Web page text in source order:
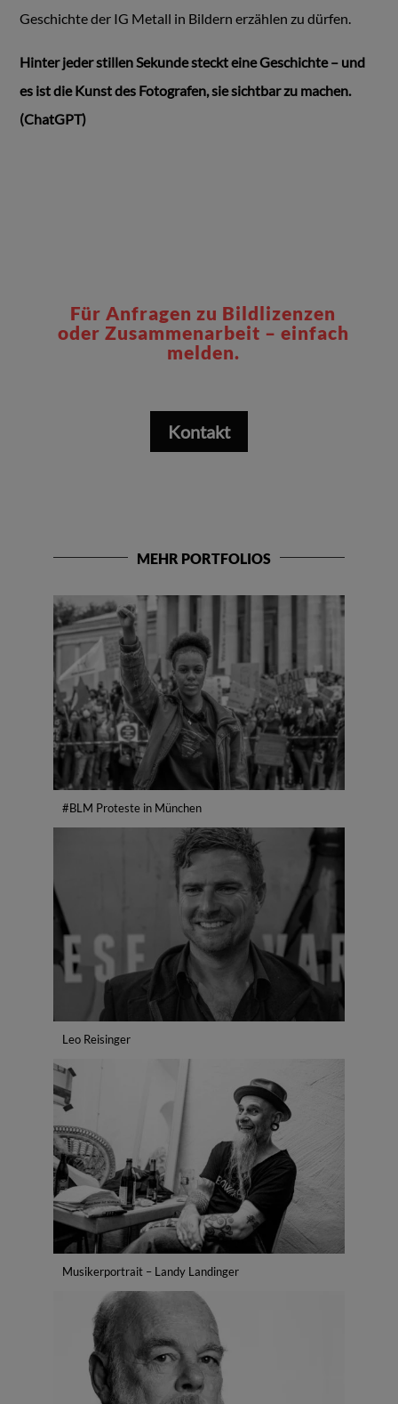
Geschichte der IG Metall in Bildern erzählen zu dürfen.
Hinter jeder stillen Sekunde steckt eine Geschichte – und
es ist die Kunst des Fotografen, sie sichtbar zu machen.
(ChatGPT)
Für Anfragen zu Bildlizenzen
oder Zusammenarbeit – einfach
melden.
Kontakt
MEHR PORTFOLIOS
#BLM Proteste in München
Leo Reisinger
Musikerportrait – Landy Landinger